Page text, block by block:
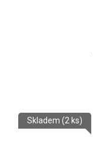
Skladem (2 ks)